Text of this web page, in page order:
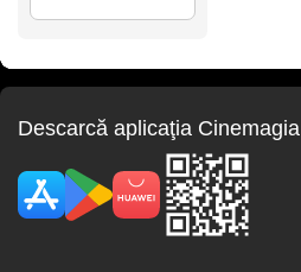
Descarcă aplicaţia Cinemagia